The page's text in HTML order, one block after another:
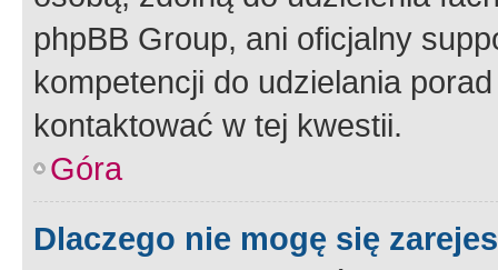
phpBB Group, ani oficjalny
kompetencji do udzielania
kontaktować w tej kwestii.
Góra
Dlaczego nie mogę się